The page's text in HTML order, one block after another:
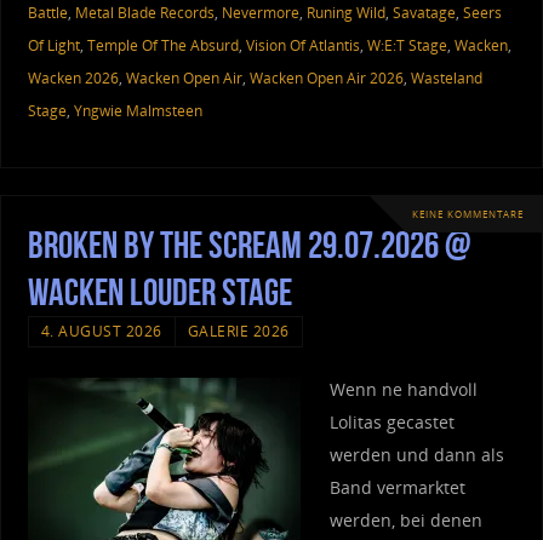
Battle, Metal Blade Records, Nevermore, Runing Wild, Savatage, Seers
Of Light, Temple Of The Absurd, Vision Of Atlantis, W:E:T Stage, Wacken,
Wacken 2026, Wacken Open Air, Wacken Open Air 2026, Wasteland
Stage, Yngwie Malmsteen
KEINE KOMMENTARE
Broken By The Scream 29.07.2026 @
Wacken Louder Stage
4. AUGUST 2026 GALERIE 2026
Wenn ne handvoll
Lolitas gecastet
werden und dann als
Band vermarktet
werden, bei denen